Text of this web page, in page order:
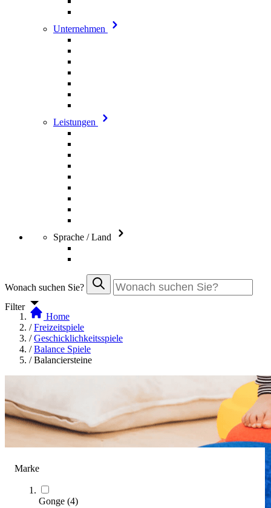
Unternehmen
Leistungen
Sprache / Land
Wonach suchen Sie?
Filter
Marke
Gonge (4)
Home
/ Freizeitspiele
/ Geschicklichkeitsspiele
/ Balance Spiele
/ Balanciersteine